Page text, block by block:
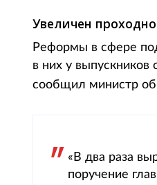
Увеличен
Реформы в сфере
в них у выпускников
сообщил министр
«В два раза
поручение